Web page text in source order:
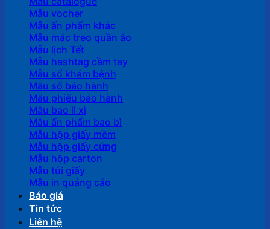
Mẫu vocher
Mẫu ấn phẩm khác
Mẫu mác treo quần áo
Mẫu lịch Tết
Mẫu hashtag cầm tay
Mẫu sổ khám bệnh
Mẫu sổ bảo hành
Mẫu phiếu bảo hành
Mẫu bao lì xì
Mẫu ấn phẩm bao bì
Mẫu hộp giấy mềm
Mẫu hộp giấy cứng
Mẫu hộp carton
Mẫu túi giấy
Mẫu in quảng cáo
Báo giá
Tin tức
Liên hệ